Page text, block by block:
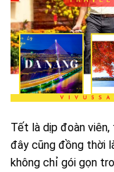
Tết là dịp đoàn viên,
đây cũng đồng thời
không chỉ gói gọn